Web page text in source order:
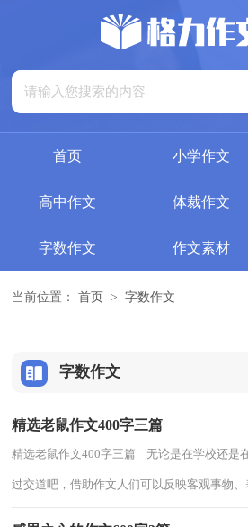
首页 小学作文
高中作文 体裁作文
字数作文 作文素材
当前位置： 首页 > 字数作文
字数作文
精选老鼠作文400字三篇
精选老鼠作文400字三篇 无论是在学校还是
过交道吧，借助作文人们可以反映客观事物